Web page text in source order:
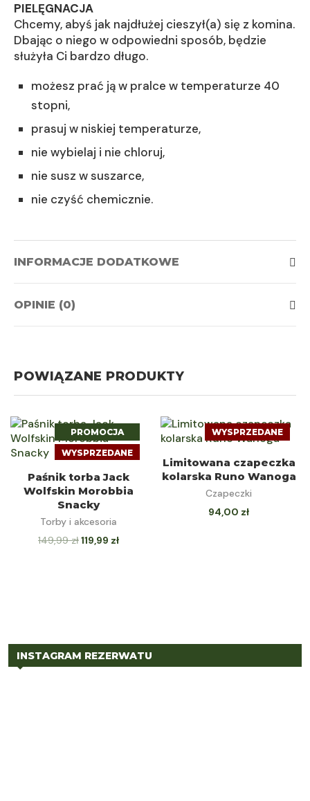
PIELĘGNACJA
Chcemy, abyś jak najdłużej cieszył(a) się z komina.
Dbając o niego w odpowiedni sposób, będzie
służyła Ci bardzo długo.
możesz prać ją w pralce w temperaturze 40
stopni,
prasuj w niskiej temperaturze,
nie wybielaj i nie chloruj,
nie susz w suszarce,
nie czyść chemicznie.
INFORMACJE DODATKOWE
OPINIE (0)
POWIĄZANE PRODUKTY
PROMOCJA
WYSPRZEDANE
DOWIEDZ SIĘ
WIĘCEJ
Paśnik torba Jack
Wolfskin Morobbia
Snacky
Torby i akcesoria
149,99zł119,99 zł
WYSPRZEDANE
DOWIEDZ SIĘ
Limitowana czapeczka
kolarska Runo Wanoga
Czapeczki
94,00 zł
INSTAGRAM REZERWATU